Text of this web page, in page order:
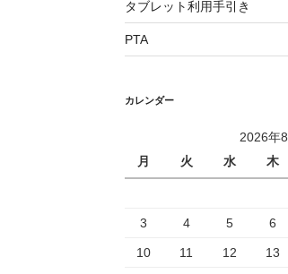
タブレット利用手引き
PTA
カレンダー
2026年
月
火 水 木
3 4 5 6
10 11 12 13